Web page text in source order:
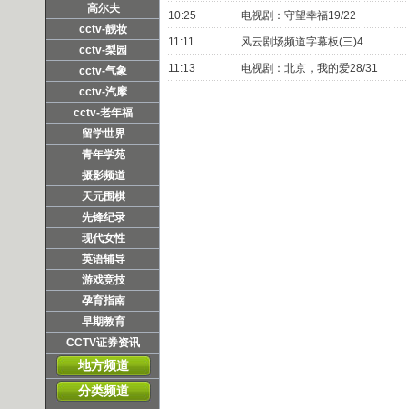
高尔夫
cctv-靓妆
cctv-梨园
cctv-气象
cctv-汽摩
cctv-老年福
留学世界
青年学苑
摄影频道
天元围棋
先锋纪录
现代女性
英语辅导
游戏竞技
孕育指南
早期教育
CCTV证券资讯
地方频道
分类频道
10:25 电视剧：守望幸福19/22
11:11 风云剧场频道字幕板(三)4
11:13 电视剧：北京，我的爱28/31